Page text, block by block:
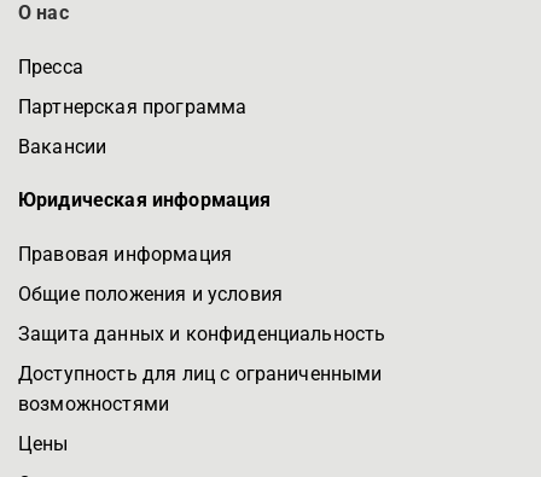
О нас
Пресса
Партнерская программа
Вакансии
Юридическая информация
Правовая информация
Общие положения и условия
Защита данных и конфиденциальность
Доступность для лиц с ограниченными
возможностями
Цены